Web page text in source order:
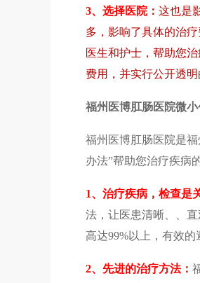
3、选择医院： 这也是
多，影响了具体的治
医生和护士，帮助您
费用，并实行公开透明
福州医博肛肠医院微
福州医博肛肠医院是
办法”帮助您治疗疾病的
1、治疗疾病，检查是
法，让医患清晰、、
高达99%以上，有效
2、先进的治疗方法：